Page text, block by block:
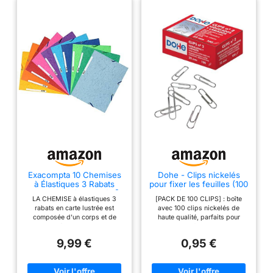
Exacompta 10 Chemises
à Élastiques 3 Rabats
Carte Lustrée 400g/m²
Assorties
LA CHEMISE à élastiques 3
rabats en carte lustrée est
composée d'un corps et de
illuminera votre classement
carte lustrée 400g/m2, une
9,99 €
Dohe - Clips nickelés
pour fixer les feuilles (100
unités) - 32 mm, n° 2,
fournitures de bureau
[PACK DE 100 CLIPS] : boîte
avec 100 clips nickelés de
haute qualité, parfaits pour
l'école [Grande taille] : chaque
mm et une épaisseur n ° 2, idéal
0,95 €